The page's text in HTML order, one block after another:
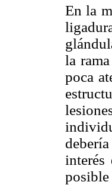
En la
la
poca
interés
posible